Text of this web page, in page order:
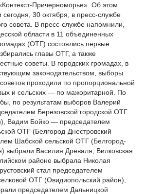
Причерноморье». Об этом
сегодня, 30 октября, в пресс-службе
совета. В пресс-службе напомнили,
области в 11 объединенных
(ОТГ) состоялись первые
главы ОТГ, а также
советы. В городских громадах, в
законодательством, выборы
проходили по пропорциональной
и сельских — по мажоритарной. По
по результатам выборов Валерий
Березовской городской ОТГ
Вадим Бойко — председателем
ОТГ (Белгород-Днестровский
Шабской сельской ОТГ (Белгород-
выбрали Василия Древаля, Вилковская
районе выбрала Николая
стал председателем
ОТГ (Овидиопольский район),
председателем Дальницкой